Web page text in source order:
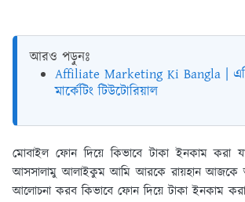
আরও পড়ুনঃ
Affiliate Marketing Ki Bangla |
মার্কেটিং টিউটোরিয়াল
মোবাইল ফোন দিয়ে কিভাবে টাকা ইনকাম
আসসালামু আলাইকুম আমি আরকে রায়হান আজকে
আলোচনা করব কিভাবে ফোন দিয়ে টাকা ইনকাম